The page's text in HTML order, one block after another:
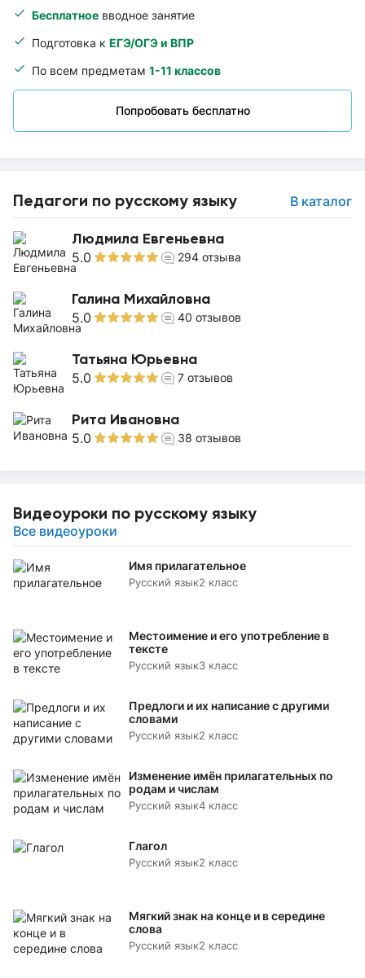
Бесплатное вводное занятие
Подготовка к ЕГЭ/ОГЭ и ВПР
По всем предметам 1-11 классов
Попробовать бесплатно
Педагоги по русскому языку В каталог
Людмила Евгеньевна
5.0 294 отзыва
Галина Михайловна
5.0 40 отзывов
Татьяна Юрьевна
5.0 7 отзывов
Рита Ивановна
5.0 38 отзывов
Видеоуроки по русскому языку
Все видеоуроки
Имя прилагательное
Русский язык2 класс
Местоимение и его употребление в
тексте
Русский язык3 класс
Предлоги и их написание с другими
словами
Русский язык2 класс
Изменение имён прилагательных по
родам и числам
Русский язык4 класс
Глагол
Русский язык2 класс
Мягкий знак на конце и в середине
слова
Русский язык2 класс